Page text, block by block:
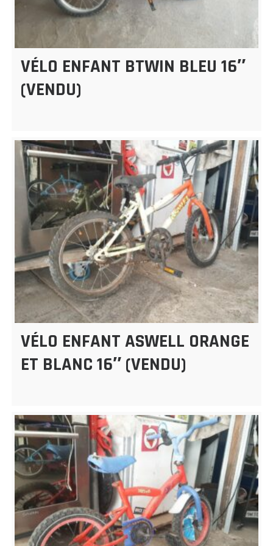
VÉLO ENFANT BTWIN BLEU 16″
(VENDU)
VÉLO ENFANT ASWELL ORANGE
ET BLANC 16″ (VENDU)